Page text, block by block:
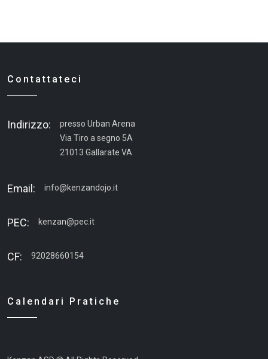
Contattateci
Indirizzo:
presso Urban Arena
Via Tiro a segno 5A
21013 Gallarate VA
Email: info@kenzandojo.it
PEC: kenzan@pec.it
CF: 92028660154
Calendari Pratiche